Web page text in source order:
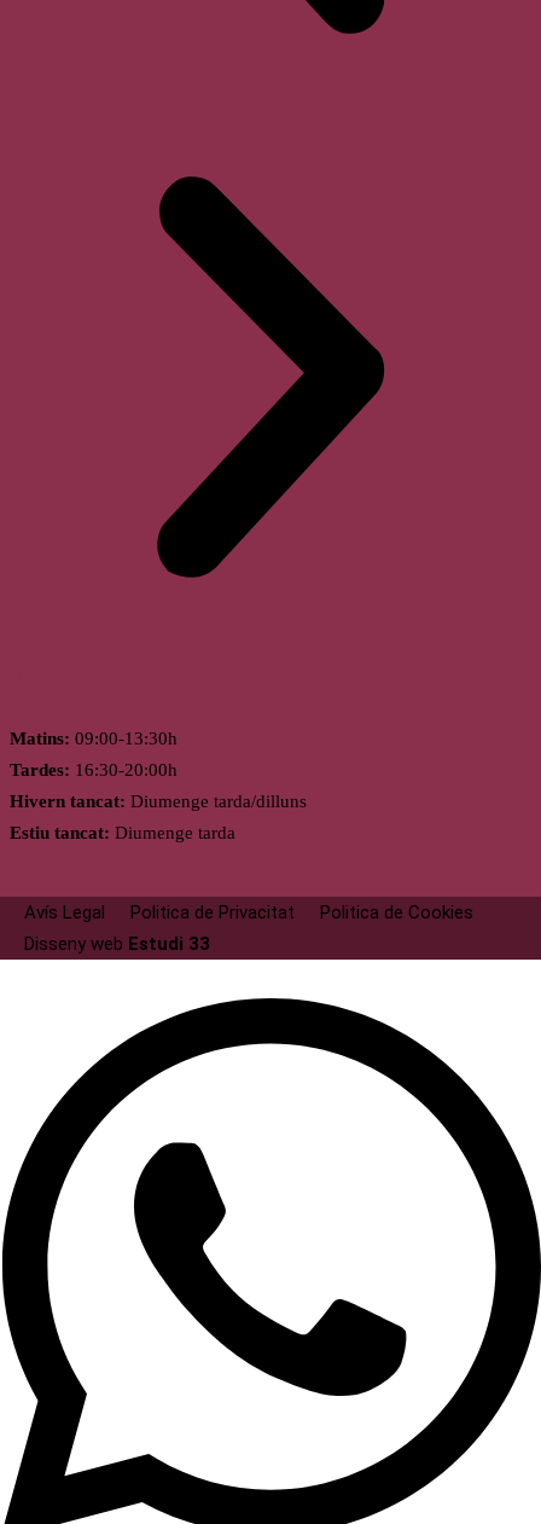
Matins: 09:00-13:30h
Tardes: 16:30-20:00h
Hivern tancat: Diumenge tarda/dilluns
Estiu tancat: Diumenge tarda
Avís Legal Politica de Privacitat
Politica de Cookies
Disseny web Estudi 33